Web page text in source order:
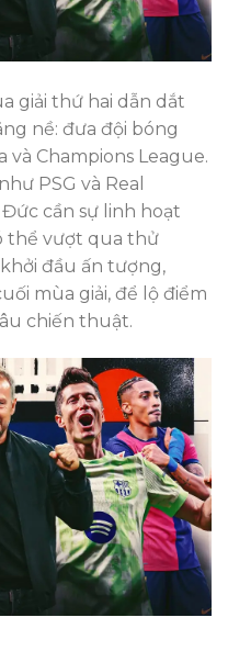
giải thứ hai dẫn dắt
nề: đưa đội bóng
và Champions League.
PSG và Real
cần sự linh hoạt
thể vượt qua thử
đầu ấn tượng,
mùa giải, để lộ điểm
chiến thuật.